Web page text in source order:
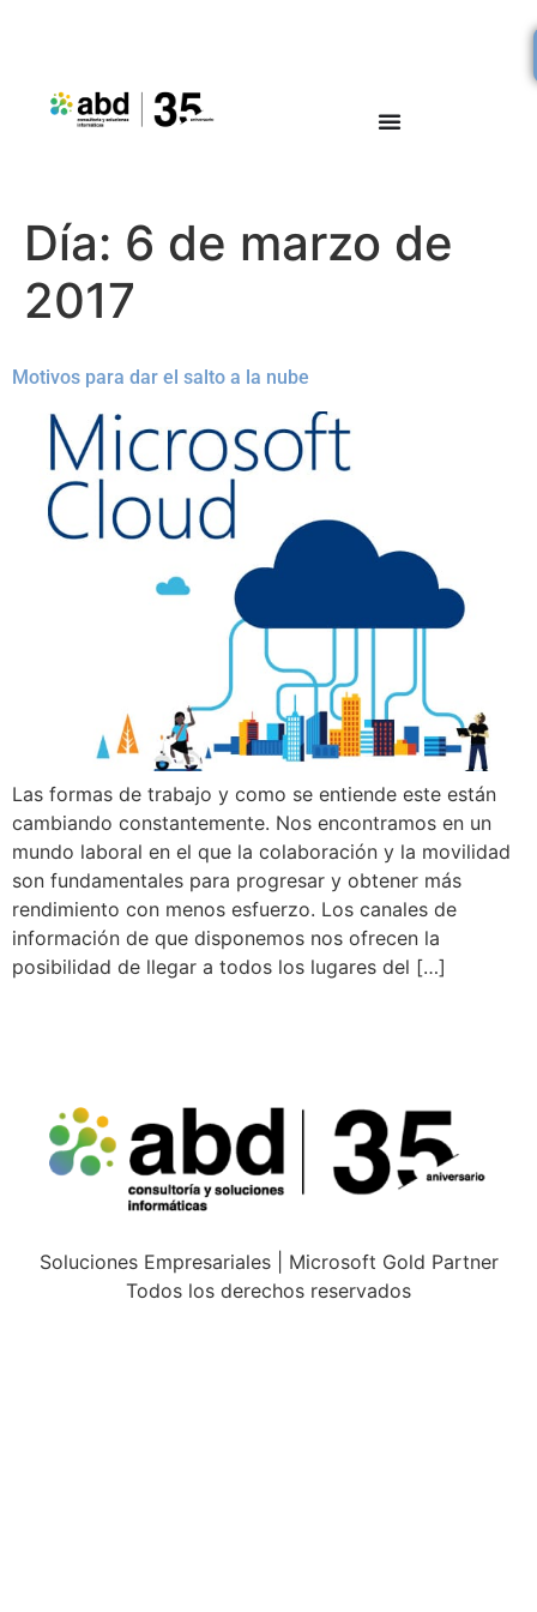
Día: 6 de marzo de
2017
Motivos para dar el salto a la nube
Las formas de trabajo y como se entiende este están
cambiando constantemente. Nos encontramos en un
mundo laboral en el que la colaboración y la movilidad
son fundamentales para progresar y obtener más
rendimiento con menos esfuerzo. Los canales de
información de que disponemos nos ofrecen la
posibilidad de llegar a todos los lugares del […]
Soluciones Empresariales | Microsoft Gold Partner
Todos los derechos reservados